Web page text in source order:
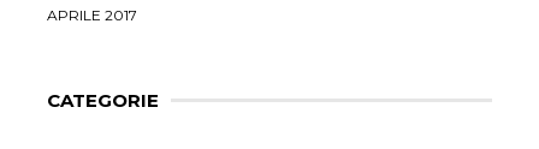
APRILE 2017
CATEGORIE